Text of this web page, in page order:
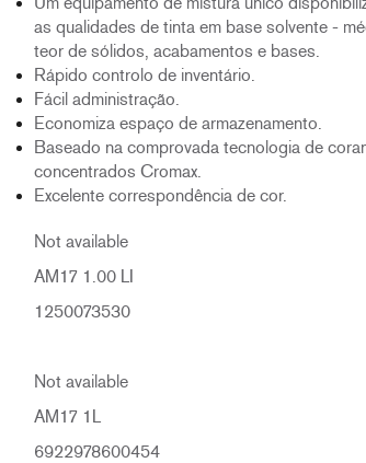
as qualidades de tinta em base solvente -
teor de sólidos, acabamentos e bases.
Rápido controlo de inventário.
Fácil administração.
Economiza espaço de armazenamento.
Baseado na comprovada tecnologia de
concentrados Cromax.
Excelente correspondência de cor.
Not available
AM17 1.00 LI
1250073530
Not available
AM17 1L
6922978600454